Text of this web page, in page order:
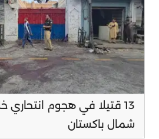
13 قتيلا في هجوم
شمال باكستان